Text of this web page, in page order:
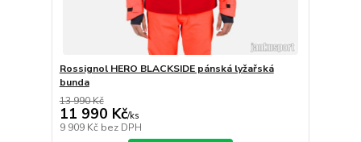
Rossignol HERO BLACKSIDE pánská lyžařská
bunda
13 990 Kč
11 990 Kč/ks
9 909 Kč bez DPH